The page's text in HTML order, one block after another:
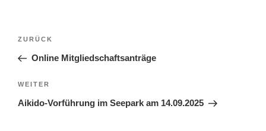
Beitragsnavigation
Vorheriger
Beitrag
ZURÜCK
Online Mitgliedschaftsanträge
Nächster
Beitrag
WEITER
Aikido-Vorführung im Seepark am 14.09.2025